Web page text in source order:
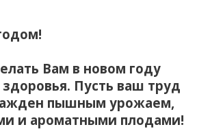
Вам в новом году
Пусть ваш труд
пышным урожаем,
и ароматными плодами!